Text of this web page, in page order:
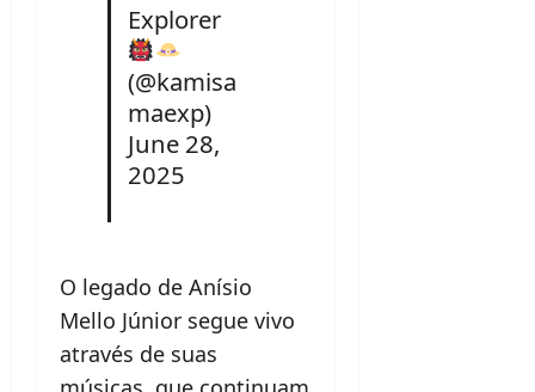
Explorer
(@kamisa
maexp)
June 28,
2025
O legado de Anísio
Mello Júnior segue vivo
através de suas